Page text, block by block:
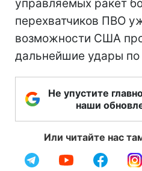
управляемых ракет
перехватчиков ПВО
возможности США
дальнейшие удары по
Не упустите
наши
Или читайте нас